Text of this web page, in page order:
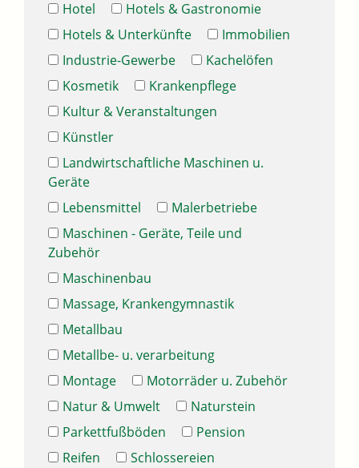
Hotel
Hotels & Gastronomie
Hotels & Unterkünfte
Immobilien
Industrie-Gewerbe
Kachelöfen
Kosmetik
Krankenpflege
Kultur & Veranstaltungen
Künstler
Landwirtschaftliche Maschinen u.
Geräte
Lebensmittel
Malerbetriebe
Maschinen - Geräte, Teile und
Zubehör
Maschinenbau
Massage, Krankengymnastik
Metallbau
Metallbe- u. verarbeitung
Montage
Motorräder u. Zubehör
Natur & Umwelt
Naturstein
Parkettfußböden
Pension
Reifen
Schlossereien